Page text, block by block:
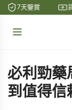
7天鑒賞 貨
必利勁藥
到值得信